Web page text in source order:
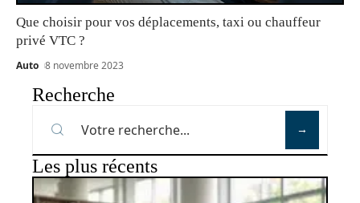
Que choisir pour vos déplacements, taxi ou chauffeur
privé VTC ?
Auto 8 novembre 2023
Recherche
Les plus récents